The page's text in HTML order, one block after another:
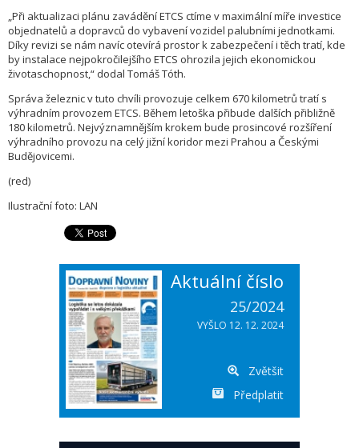
„Při aktualizaci plánu zavádění ETCS ctíme v maximální míře investice
objednatelů a dopravců do vybavení vozidel palubními jednotkami.
Díky revizi se nám navíc otevírá prostor k zabezpečení i těch tratí, kde
by instalace nejpokročilejšího ETCS ohrozila jejich ekonomickou
životaschopnost,“ dodal Tomáš Tóth.
Správa železnic v tuto chvíli provozuje celkem 670 kilometrů tratí s
výhradním provozem ETCS. Během letoška přibude dalších přibližně
180 kilometrů. Nejvýznamnějším krokem bude prosincové rozšíření
výhradního provozu na celý jižní koridor mezi Prahou a Českými
Budějovicemi.
(red)
Ilustrační foto: LAN
Aktuální číslo
25/2024
VYŠLO 12. 12. 2024
Zvětšit
Předplatit